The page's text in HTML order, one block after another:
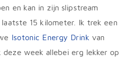
en kan in zijn slipstream
15 kilometer. Ik trek een
Isotonic Energy Drink van
deze week allebei erg lekker op